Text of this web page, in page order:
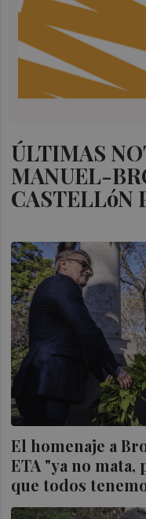
ÚLTIMAS
MANUEL-
CASTELLóN
El homenaje a
ETA "ya no
que todos